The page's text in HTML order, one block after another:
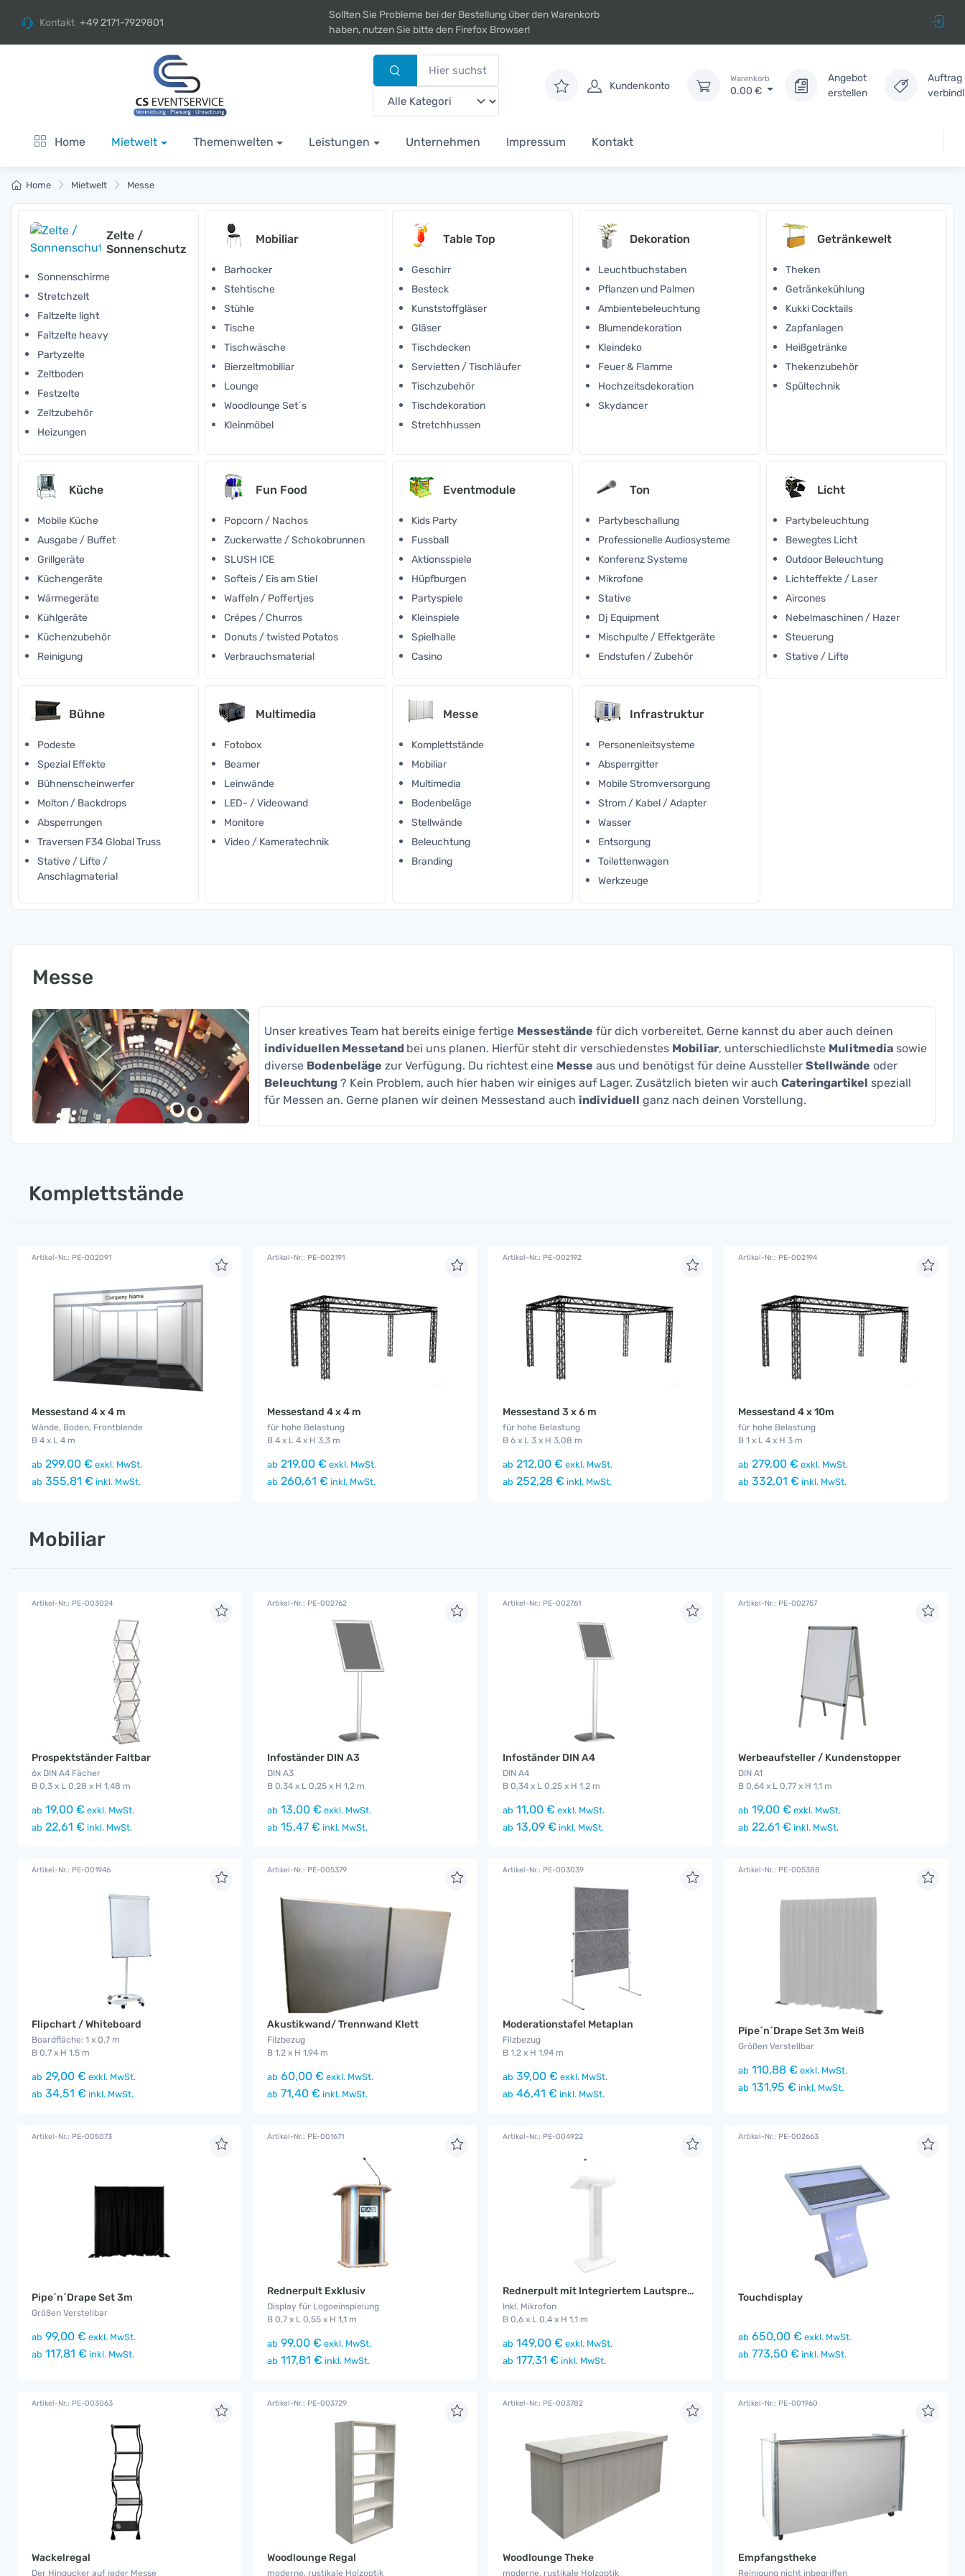
Kontakt +49 2171-7929801
Sollten Sie Probleme bei der Bestellung über den Warenkorb
haben, nutzen Sie bitte den Firefox Browser!
Kundenkonto
Warenkorb
0.00 €
Angebot
erstellen
Auftrag
Home Mietwelt Themenwelten Leistungen Unternehmen Impressum Kontakt
Home Mietwelt Messe
Zelte /
Sonnenschutz
Sonnenschirme
Stretchzelt
Faltzelte light
Faltzelte heavy
Partyzelte
Zeltboden
Festzelte
Zeltzubehör
Heizungen
Mobiliar
Barhocker
Stehtische
Stühle
Tische
Tischwäsche
Bierzeltmobiliar
Lounge
Woodlounge Set´s
Kleinmöbel
Table Top
Geschirr
Besteck
Kunststoffgläser
Gläser
Tischdecken
Servietten / Tischläufer
Tischzubehör
Tischdekoration
Stretchhussen
Dekoration
Leuchtbuchstaben
Pflanzen und Palmen
Ambientebeleuchtung
Blumendekoration
Kleindeko
Feuer & Flamme
Hochzeitsdekoration
Skydancer
Getränkewelt
Theken
Getränkekühlung
Kukki Cocktails
Zapfanlagen
Heißgetränke
Thekenzubehör
Spültechnik
Küche
Mobile Küche
Ausgabe / Buffet
Grillgeräte
Küchengeräte
Wärmegeräte
Kühlgeräte
Küchenzubehör
Reinigung
Fun Food
Popcorn / Nachos
Zuckerwatte / Schokobrunnen
SLUSH ICE
Softeis / Eis am Stiel
Waffeln / Poffertjes
Crépes / Churros
Donuts / twisted Potatos
Verbrauchsmaterial
Eventmodule
Kids Party
Fussball
Aktionsspiele
Hüpfburgen
Partyspiele
Kleinspiele
Spielhalle
Casino
Ton
Partybeschallung
Professionelle Audiosysteme
Konferenz Systeme
Mikrofone
Stative
Dj Equipment
Mischpulte / Effektgeräte
Endstufen / Zubehör
Licht
Partybeleuchtung
Bewegtes Licht
Outdoor Beleuchtung
Lichteffekte / Laser
Aircones
Nebelmaschinen / Hazer
Steuerung
Stative / Lifte
Bühne
Podeste
Spezial Effekte
Bühnenscheinwerfer
Molton / Backdrops
Absperrungen
Traversen F34 Global Truss
Stative / Lifte /
Anschlagmaterial
Multimedia
Fotobox
Beamer
Leinwände
LED- / Videowand
Monitore
Video / Kameratechnik
Messe
Komplettstände
Mobiliar
Multimedia
Bodenbeläge
Stellwände
Beleuchtung
Branding
Infrastruktur
Personenleitsysteme
Absperrgitter
Mobile Stromversorgung
Strom / Kabel / Adapter
Wasser
Entsorgung
Toilettenwagen
Werkzeuge
Messe
Unser kreatives Team hat bereits einige fertige Messestände für dich vorbereitet. Gerne kannst du aber auch deinen
individuellen Messetand bei uns planen. Hierfür steht dir verschiedenstes Mobiliar, unterschiedlichste Mulitmediasowie
diverse Bodenbeläge zur Verfügung. Du richtest eine Messe aus und benötigst für deine Aussteller Stellwände oder
Beleuchtung? Kein Problem, auch hier haben wir einiges auf Lager. Zusätzlich bieten wir auch Cateringartikel speziall
für Messen an. Gerne planen wir deinen Messestand auch individuell ganz nach deinen Vorstellung.
Komplettstände
Artikel-Nr.: PE-002091
Messestand 4 x 4 m
Wände, Boden, Frontblende
B 4 x L 4 m
ab 299,00 € exkl. MwSt.
ab 355,81 € inkl. MwSt.
Artikel-Nr.: PE-002191
Messestand 4 x 4 m
für hohe Belastung
B 4 x L 4 x H 3,3 m
ab 219,00 € exkl. MwSt.
ab 260,61 € inkl. MwSt.
Artikel-Nr.: PE-002192
Messestand 3 x 6 m
für hohe Belastung
B 6 x L 3 x H 3,08 m
ab 212,00 € exkl. MwSt.
ab 252,28 € inkl. MwSt.
Artikel-Nr.: PE-002194
Messestand 4 x 10m
für hohe Belastung
B 1 x L 4 x H 3 m
ab 279,00 € exkl. MwSt.
ab 332,01 € inkl. MwSt.
Mobiliar
Artikel-Nr.: PE-003024
Prospektständer Faltbar
6x DIN A4 Fächer
B 0,3 x L 0,28 x H 1,48 m
ab 19,00 € exkl. MwSt.
ab 22,61 € inkl. MwSt.
Artikel-Nr.: PE-002762
Infoständer DIN A3
DIN A3
B 0,34 x L 0,25 x H 1,2 m
ab 13,00 € exkl. MwSt.
ab 15,47 € inkl. MwSt.
Artikel-Nr.: PE-002761
Infoständer DIN A4
DIN A4
B 0,34 x L 0,25 x H 1,2 m
ab 11,00 € exkl. MwSt.
ab 13,09 € inkl. MwSt.
Artikel-Nr.: PE-002757
Werbeaufsteller / Kundenstopper
DIN A1
B 0,64 x L 0,77 x H 1,1 m
ab 19,00 € exkl. MwSt.
ab 22,61 € inkl. MwSt.
Artikel-Nr.: PE-001946
Flipchart / Whiteboard
Boardfläche: 1 x 0,7 m
B 0,7 x H 1,5 m
ab 29,00 € exkl. MwSt.
ab 34,51 € inkl. MwSt.
Artikel-Nr.: PE-005379
Akustikwand/ Trennwand Klett
Filzbezug
B 1,2 x H 1,94 m
ab 60,00 € exkl. MwSt.
ab 71,40 € inkl. MwSt.
Artikel-Nr.: PE-003039
Moderationstafel Metaplan
Filzbezug
B 1,2 x H 1,94 m
ab 39,00 € exkl. MwSt.
ab 46,41 € inkl. MwSt.
Artikel-Nr.: PE-005388
Pipe´n´Drape Set 3m Weiß
Größen Verstellbar
ab 110,88 € exkl. MwSt.
ab 131,95 € inkl. MwSt.
Artikel-Nr.: PE-005073
Pipe´n´Drape Set 3m
Größen Verstellbar
ab 99,00 € exkl. MwSt.
ab 117,81 € inkl. MwSt.
Artikel-Nr.: PE-001671
Rednerpult Exklusiv
Display für Logoeinspielung
B 0,7 x L 0,55 x H 1,1 m
ab 99,00 € exkl. MwSt.
ab 117,81 € inkl. MwSt.
Artikel-Nr.: PE-004922
Rednerpult mit Integriertem Lautsprecher
Inkl. Mikrofon
B 0,6 x L 0,4 x H 1,1 m
ab 149,00 € exkl. MwSt.
ab 177,31 € inkl. MwSt.
Artikel-Nr.: PE-002663
Touchdisplay
ab 650,00 € exkl. MwSt.
ab 773,50 € inkl. MwSt.
Artikel-Nr.: PE-003063
Wackelregal
Der Hingucker auf jeder Messe
Artikel-Nr.: PE-003729
Woodlounge Regal
moderne, rustikale Holzoptik
Artikel-Nr.: PE-003782
Woodlounge Theke
moderne, rustikale Holzoptik
Artikel-Nr.: PE-001960
Empfangstheke
Reinigung nicht inbegriffen